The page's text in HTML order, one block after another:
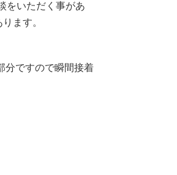
をいただく事があ
ます。
分ですので瞬間接着